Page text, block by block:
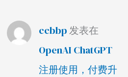
ccbbp发表在
OpenAI ChatGPT
注册使用，付费升